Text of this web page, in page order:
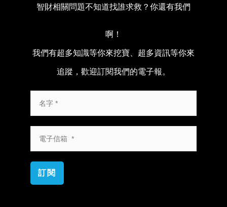
智財相關問題不知道找誰求救？你還有我們
啊！
我們有超多知識等你來挖寶、超多資訊等你來
追蹤，歡迎訂閱我們的電子報。
訂閱